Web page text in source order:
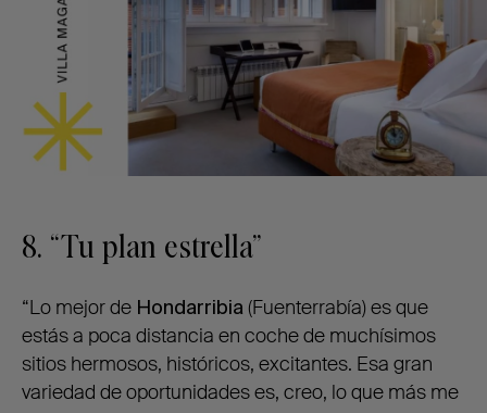
8. “Tu plan estrella”
“Lo mejor de Hondarribia (Fuenterrabía) es que
estás a poca distancia en coche de muchísimos
sitios hermosos, históricos, excitantes. Esa gran
variedad de oportunidades es, creo, lo que más me